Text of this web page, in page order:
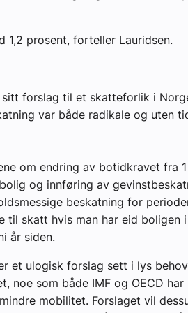
1,2 prosent, forteller Lauridsen.
forslag til et skatteforlik i
var både radikale og uten
om endring av botidkravet fra
og innføring av
beskatning for
til skatt hvis man har eid boligen
år siden.
et ulogisk forslag sett i lys
noe som både IMF og OECD
mobilitet. Forslaget vil